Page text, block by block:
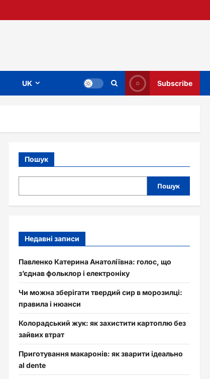
UK Subscribe
Пошук
Пошук
Недавні записи
Павленко Катерина Анатоліївна: голос, що
з’єднав фольклор і електроніку
Чи можна зберігати твердий сир в морозилці:
правила і нюанси
Колорадський жук: як захистити картоплю без
зайвих втрат
Приготування макаронів: як зварити ідеально
al dente